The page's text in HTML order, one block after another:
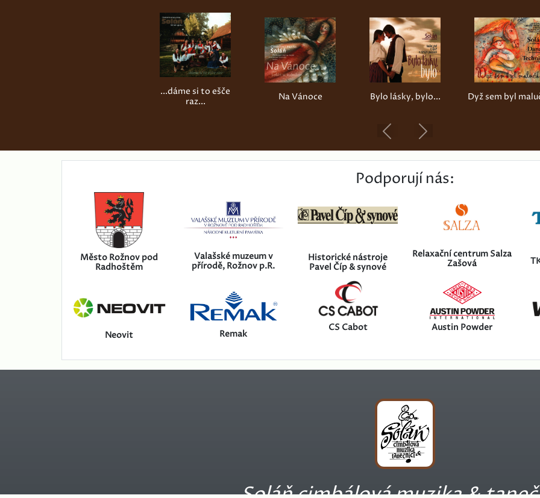
...dáme si to ešče
raz...
Na Vánoce Bylo lásky, bylo... Dyž sem byl
Previous
Podporují nás:
Město Rožnov pod
Radhoštěm
Valašské muzeum v
přírodě, Rožnov p.R.
Historické nástroje
Pavel Číp & synové
Relaxační centrum Salza
Zašová
Neovit Remak
CS Cabot Austin Powder